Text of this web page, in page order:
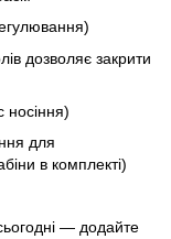
дозволяє закрити
носіння)
для
в комплекті)
— додайте